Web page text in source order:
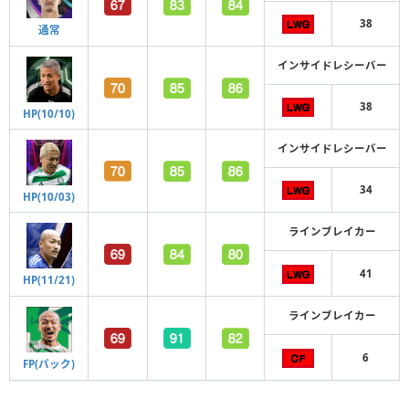
通常 38
HP(10/10)
インサイドレシーバー
38
HP(10/03)
インサイドレシーバー
34
HP(11/21)
ラインブレイカー
41
FP(パック)
ラインブレイカー
6